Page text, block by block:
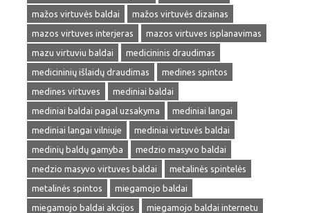
mažos virtuvės baldai
mažos virtuvės dizainas
mazos virtuves interjeras
mazos virtuves isplanavimas
mazu virtuviu baldai
medicininis draudimas
medicininių išlaidų draudimas
medines spintos
medines virtuves
mediniai baldai
mediniai baldai pagal uzsakyma
mediniai langai
mediniai langai vilniuje
mediniai virtuvės baldai
medinių baldų gamyba
medzio masyvo baldai
medzio masyvo virtuves baldai
metalinės spintelės
metalinės spintos
miegamojo baldai
miegamojo baldai akcijos
miegamojo baldai internetu